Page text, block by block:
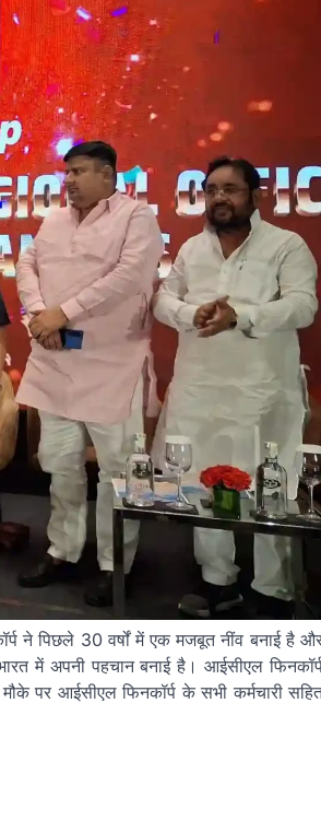
ने पिछले 30 वर्षों में एक मजबूत नींव बनाई है
में अपनी पहचान बनाई है। आईसीएल
पर आईसीएल फिनकॉर्प के सभी कर्मचारी